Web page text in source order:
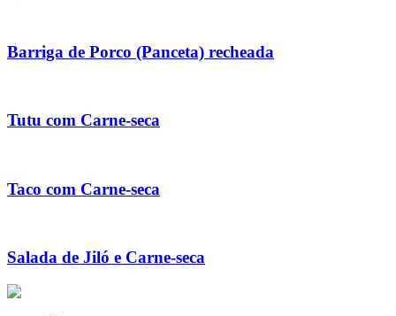
Barriga de Porco (Panceta) recheada
Tutu com Carne-seca
Taco com Carne-seca
Salada de Jiló e Carne-seca